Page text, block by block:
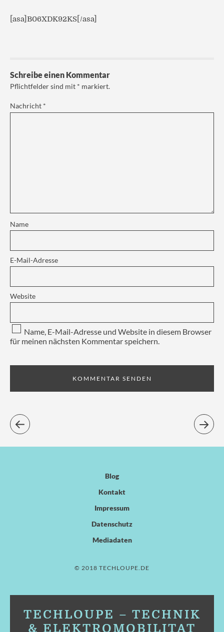
[asa]B06XDK92KS[/asa]
Schreibe einen Kommentar
Pflichtfelder sind mit * markiert.
Nachricht *
Name
E-Mail-Adresse
Website
Name, E-Mail-Adresse und Website in diesem Browser
für meinen nächsten Kommentar speichern.
Blog
Kontakt
Impressum
Datenschutz
Mediadaten
© 2018 TECHLOUPE.DE
TECHLOUPE – TECHNIK
& ELEKTROMOBILITÄT